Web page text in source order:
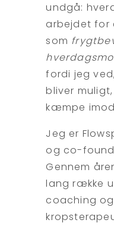
undgå:
arbejdet for
som
fordi jeg
bliver
kæmpe
Jeg er
og co-
Gennem
lang række
coaching